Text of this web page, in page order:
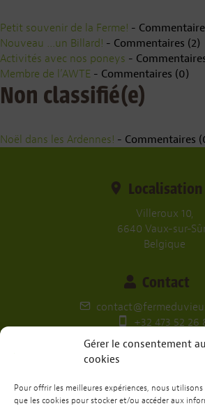
Gérer le consentement
cookies
Pour offrir les meilleures expériences, nous
que les cookies pour stocker et/ou accéder aux
Petit souvenir de la Ferme! -
Nouveau …un Billard! - Commentaires (2)
Activités avec nos poneys -
Membre de l’AWTE - Commentaires (0)
Non classifié(e)
Noël dans les Ardennes! - Commentaires
Localisation
Villeroux 10,
6640 Vaux-sur-
Belgique
Contact
+32 473 52 26